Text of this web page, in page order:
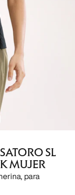
SL
MUJER
para